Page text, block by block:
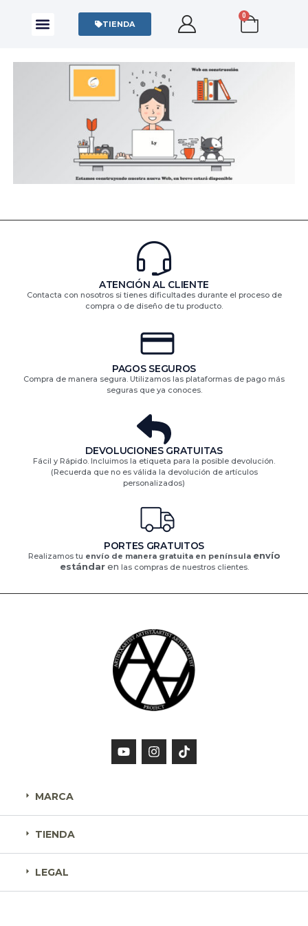
TIENDA
0
ATENCIÓN AL CLIENTE
Contacta con nosotros si tienes dificultades durante el proceso de
compra o de diseño de tu producto.
PAGOS SEGUROS
Compra de manera segura. Utilizamos las plataformas de pago más
seguras que ya conoces.
DEVOLUCIONES GRATUITAS​
Fácil y Rápido. Incluimos la etiqueta para la posible devolución.
(Recuerda que no es válida la devolución de artículos
personalizados)​
PORTES GRATUITOS
Realizamos tu envío de manera gratuita en península envío
estándaren las compras de nuestros clientes.
MARCA
TIENDA
LEGAL